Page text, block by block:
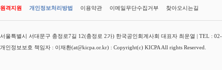
원격지원 개인정보처리방법 이용약관 이메일무단수집거부 찾아오시는길
서울특별시 서대문구 충정로7길 12(충정로 2가) 한국공인회계사회 대표자 최운열 | TEL :
개인정보보호 책임자 : 이재환(at@kicpa.or.kr) : Copyright(c) KICPA All rights Reserved.